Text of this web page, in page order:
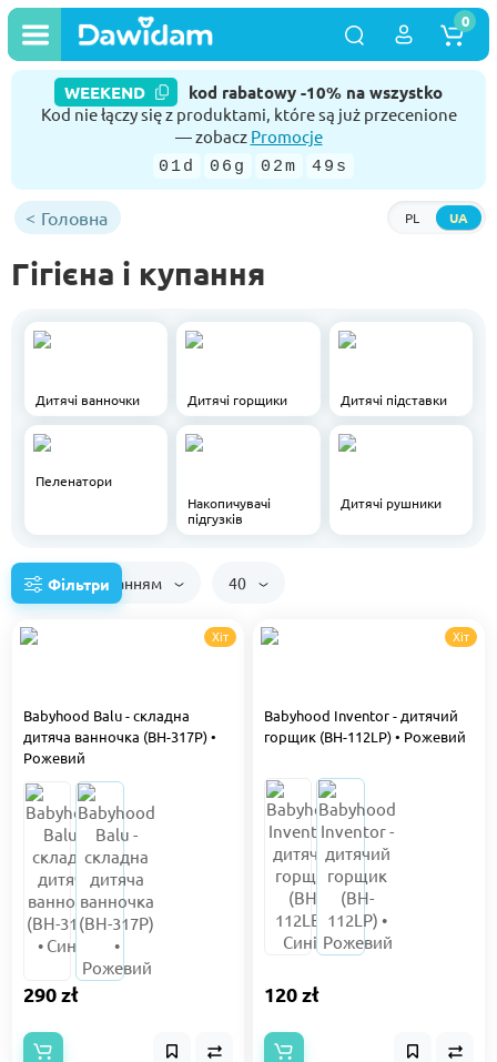
WEEKEND kod rabatowy -10% na wszystko
Kod nie łączy się z produktami, które są już przecenione
— zobacz Promocje
01d 06g 02m 48s
PL UA
0
Головна
Гігієна і купання
Дитячі ванночки Дитячі горщики Дитячі підставки
Пеленатори
Накопичувачі
підгузків
Дитячі рушники
Фільтри
За замовчуванням 40
Хіт
Babyhood Balu - складна
дитяча ванночка (BH-317P) •
Рожевий
290 zł
Хіт
Babyhood Inventor - дитячий
горщик (BH-112LP) • Рожевий
120 zł